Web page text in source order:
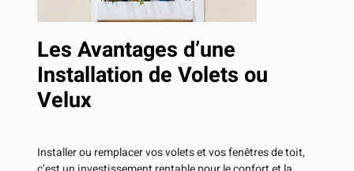
Les Avantages d’une
Installation de Volets ou
Velux
Installer ou remplacer vos volets et vos fenêtres de toit,